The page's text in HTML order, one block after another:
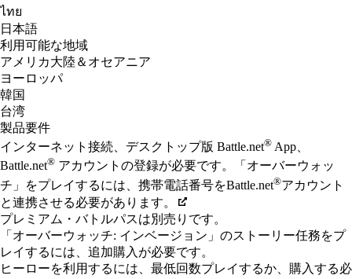
ไทย
日本語
利用可能な地域
アメリカ大陸＆オセアニア
ヨーロッパ
韓国
台湾
製品要件
インターネット接続、​​​​​​​​デスクトップ版 Battle.net® App、​​​​​​​​
Battle.net® アカウントの​​​​​​​​登録が​​​​​​​​必要です。​​​​​​​​「オーバーウ​ォッ
チ」を​​​​​​​​プレイするには、​​​​​​​​携帯電話番号を​​​​​​​​Battle.net®アカウント
と​​​​​​​​連携させる​​​​​​​​必要が​​​​​​​​あります。
プレミアム・バトルパスは別売りです。
「オーバーウォッチ: インベージョン」のストーリー任務をプ
レイするには、追加購入が必要です。
ヒーローを利用するには、最低回数プレイするか、購入する必